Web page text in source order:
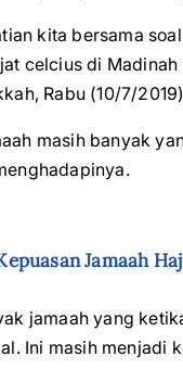
kita bersama
celcius di
Rabu (10/7/
masih banyak
Jamaah
jamaah yang
Ini masih menjadi